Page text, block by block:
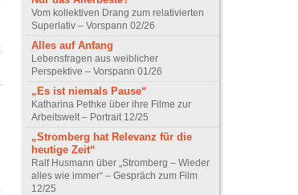
Vom kollektiven Drang zum relativierten
Superlativ – Vorspann 02/26
Alles auf Anfang
Lebensfragen aus weiblicher
Perspektive – Vorspann 01/26
„Es ist niemals Pause“
Katharina Pethke über ihre Filme zur
Arbeitswelt – Portrait 12/25
„Stromberg hat Relevanz für die
heutige Zeit“
Ralf Husmann über „Stromberg – Wieder
alles wie immer“ – Gespräch zum Film
12/25